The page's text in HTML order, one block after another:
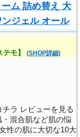
ム 詰め替え 大
ジェル オール
水 ..
モ】 (SHOP詳細)
ラ レビューを見る
・混合肌など肌の悩
性の肌に大切な10大